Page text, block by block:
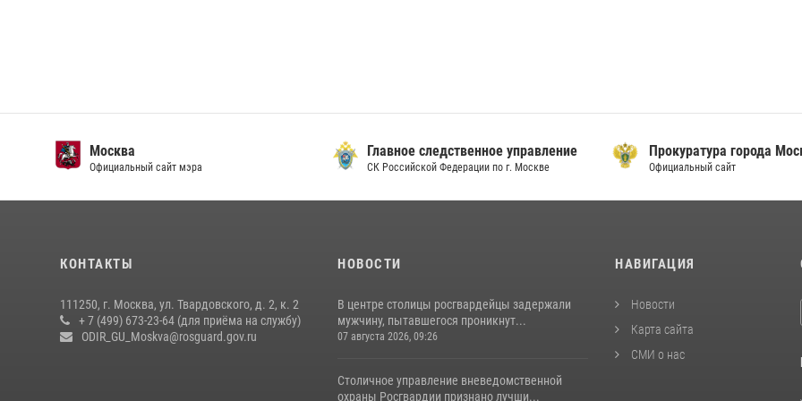
Москва
Официальный сайт мэра
Главное следственное управление
СК Российской Федерации по г. Москве
Прокуратура города
Официальный сайт
КОНТАКТЫ
111250, г. Москва, ул. Твардовского, д. 2, к. 2
+ 7 (499) 673-23-64 (для приёма на службу)
ODIR_GU_Moskva@rosguard.gov.ru
НОВОСТИ
В центре столицы росгвардейцы задержали
мужчину, пытавшегося проникнут...
07 августа 2026, 09:26
Столичное управление вневедомственной
охраны Росгвардии признано лучши...
НАВИГАЦИЯ
Новости
Карта сайта
СМИ о нас